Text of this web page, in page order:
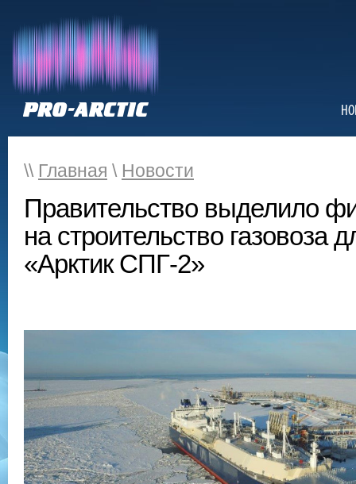
\\ Главная \ Новости
Правительство выделило
на строительство газовоза
«Арктик СПГ-2»